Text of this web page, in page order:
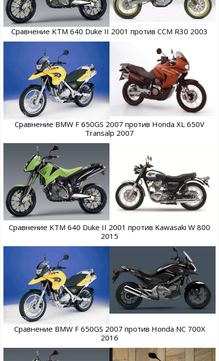
Сравнение KTM 640 Duke II 2001 против CCM R30 2003
Сравнение BMW F 650GS 2007 против Honda XL 650V
Transalp 2007
Сравнение KTM 640 Duke II 2001 против Kawasaki W 800
2015
Сравнение BMW F 650GS 2007 против Honda NC 700X
2016